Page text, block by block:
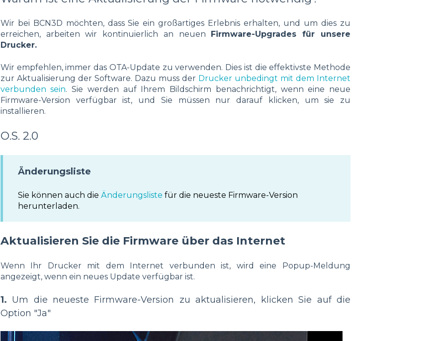
Wir bei BCN3D möchten, dass Sie ein großartiges Erlebnis erhalten, und um dies zu
erreichen, arbeiten wir kontinuierlich an neuen
Firmware-Upgrades für unsere
Drucker.
Wir empfehlen, immer das OTA-Update zu verwenden. Dies ist die effektivste Methode
zur Aktualisierung der Software. Dazu muss der Drucker unbedingt mit dem Internet
verbunden sein. Sie werden auf Ihrem Bildschirm benachrichtigt, wenn eine neue
Firmware-Version verfügbar ist, und Sie müssen nur darauf klicken, um sie zu
installieren.
O.S. 2.0
Änderungsliste
Sie können auch die Änderungsliste für die neueste Firmware-Version
herunterladen.
Aktualisieren Sie die Firmware über das Internet
Wenn Ihr Drucker mit dem Internet verbunden ist, wird eine Popup-Meldung
angezeigt, wenn ein neues Update verfügbar ist.
1. Um die neueste Firmware-Version zu aktualisieren, klicken Sie auf die
Option "Ja"